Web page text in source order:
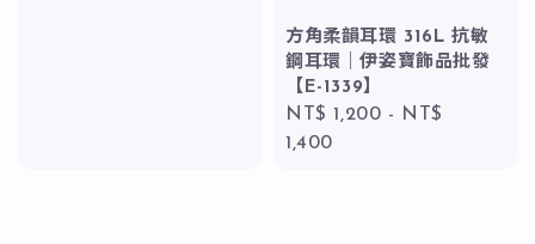
方角柔韻耳環 316L 抗敏
鋼耳環｜伊姿寶飾品批發
【E-1339】
Regular
price
NT$ 1,200 - NT$
1,400